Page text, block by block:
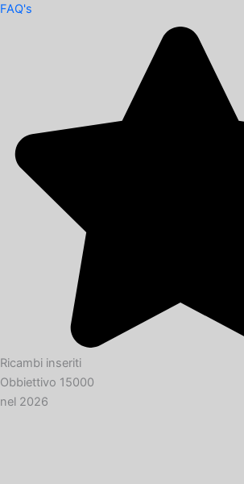
FAQ's
Ricambi inseriti
Obbiettivo 15000
nel 2026